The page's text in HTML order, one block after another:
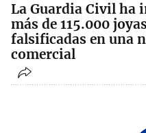
La Guardia Civil ha
más de 115.000
falsificadas en una
comercial